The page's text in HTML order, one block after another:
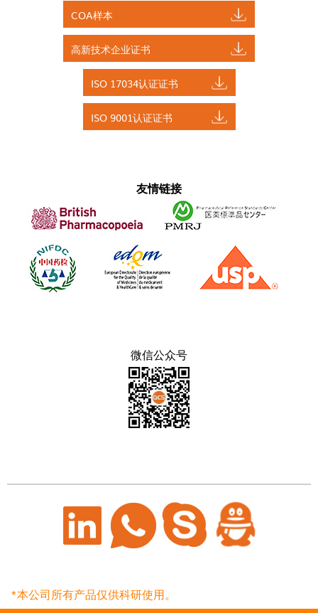
COA样本
高新技术企业证书
ISO 17034认证证书
ISO 9001认证证书
友情链接
微信公众号
*本公司所有产品仅供科研使用。